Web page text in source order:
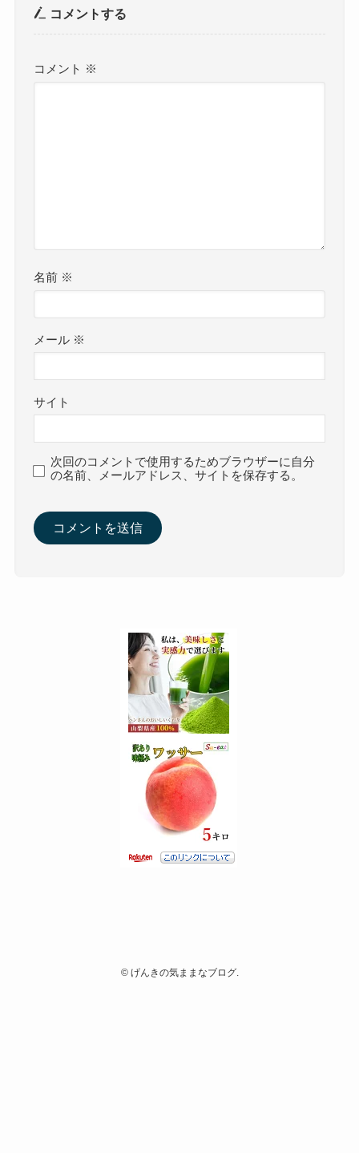
コメントする
コメント ※
名前 ※
メール ※
サイト
次回のコメントで使用するためブラウザーに自分
の名前、メールアドレス、サイトを保存する。
©げんきの気ままなブログ.